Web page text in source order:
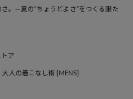
始時点の価格です。
。—夏の“ちょうどよさ”をつくる服た
ア
人の着こなし術 [MENS]